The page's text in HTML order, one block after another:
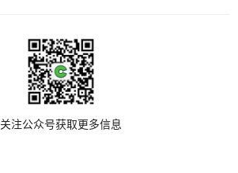
关注公众号获取更多信息